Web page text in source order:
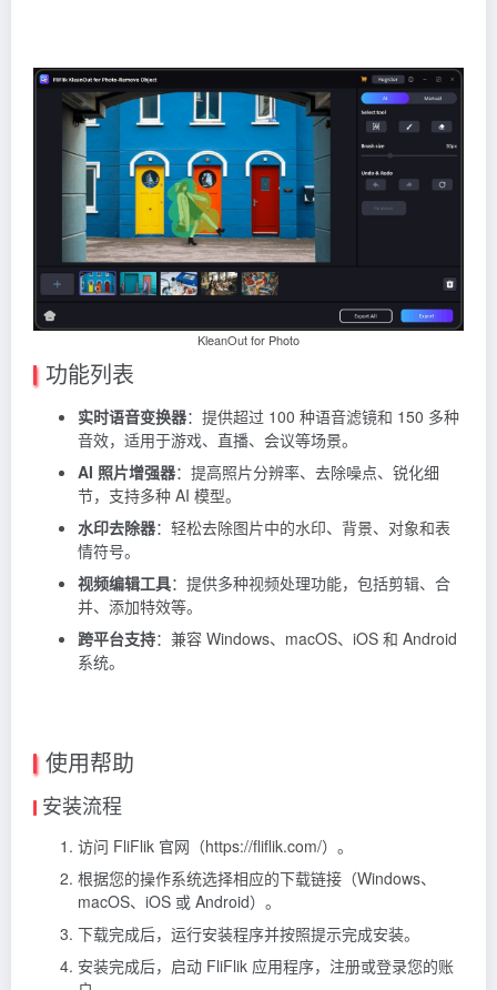
KleanOut for Photo
功能列表
实时语音变换器：提供超过 100 种语音滤镜和 150 多种
音效，适用于游戏、直播、会议等场景。
AI 照片增强器：提高照片分辨率、去除噪点、锐化细
节，支持多种 AI 模型。
水印去除器：轻松去除图片中的水印、背景、对象和表
情符号。
视频编辑工具：提供多种视频处理功能，包括剪辑、合
并、添加特效等。
跨平台支持：兼容 Windows、macOS、iOS 和 Android
系统。
使用帮助
安装流程
访问 FliFlik 官网（https://fliflik.com/）。
根据您的操作系统选择相应的下载链接（Windows、
macOS、iOS 或 Android）。
下载完成后，运行安装程序并按照提示完成安装。
安装完成后，启动 FliFlik 应用程序，注册或登录您的账